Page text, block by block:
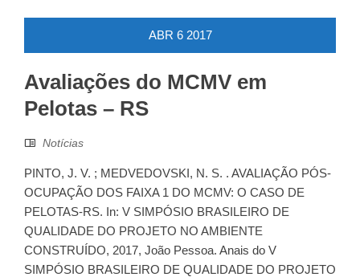
ABR 6 2017
Avaliações do MCMV em
Pelotas – RS
Notícias
PINTO, J. V. ; MEDVEDOVSKI, N. S. . AVALIAÇÃO PÓS-
OCUPAÇÃO DOS FAIXA 1 DO MCMV: O CASO DE
PELOTAS-RS. In: V SIMPÓSIO BRASILEIRO DE
QUALIDADE DO PROJETO NO AMBIENTE
CONSTRUÍDO, 2017, João Pessoa. Anais do V
SIMPÓSIO BRASILEIRO DE QUALIDADE DO PROJETO